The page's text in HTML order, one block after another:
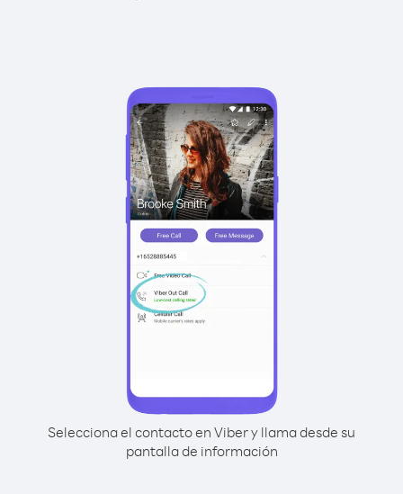
Selecciona el contacto en Viber y llama desde su
pantalla de información